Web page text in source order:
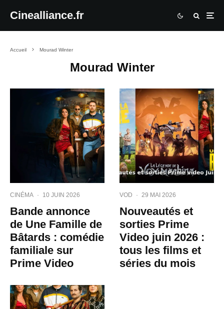
Cinealliance.fr
Accueil Mourad Winter
Mourad Winter
CINÉMA · 10 JUIN 2026
Bande annonce
de Une Famille de
Bâtards : comédie
familiale sur
Prime Video
VOD · 29 MAI 2026
Nouveautés et
sorties Prime
Video juin 2026 :
tous les films et
séries du mois